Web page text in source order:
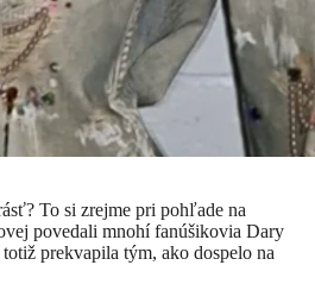
To si zrejme pri pohľade na
povedali mnohí fanúšikovia Dary
prekvapila tým, ako dospelo na